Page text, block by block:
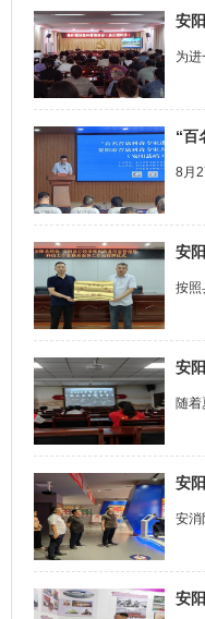
安
为
“百
8月
安
按照
安
随
安
安消
安